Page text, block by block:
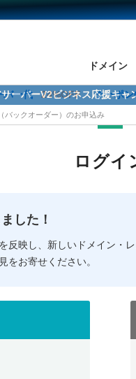
ドメイン
トde診断
用希望の方
用希望の方
バー代 24%OFF クーポン
ーバーV2ビジネス応援キャ
バックオーダー）のお申込み
ログイ
した！
反映し、新しいドメイン・
をお寄せください。